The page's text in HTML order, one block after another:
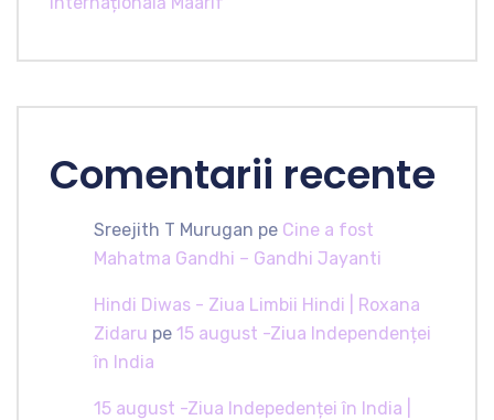
Comentarii recente
Sreejith T Murugan pe Cine a fost
Mahatma Gandhi – Gandhi Jayanti
Hindi Diwas - Ziua Limbii Hindi | Roxana
Zidaru pe 15 august -Ziua Independenței
în India
15 august -Ziua Indepedenței în India |